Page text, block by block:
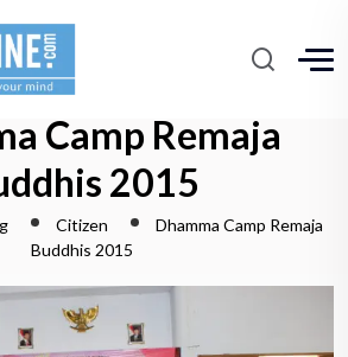
Camp Remaja
2015
Citizen
Dhamma Camp Remaja
Buddhis 2015